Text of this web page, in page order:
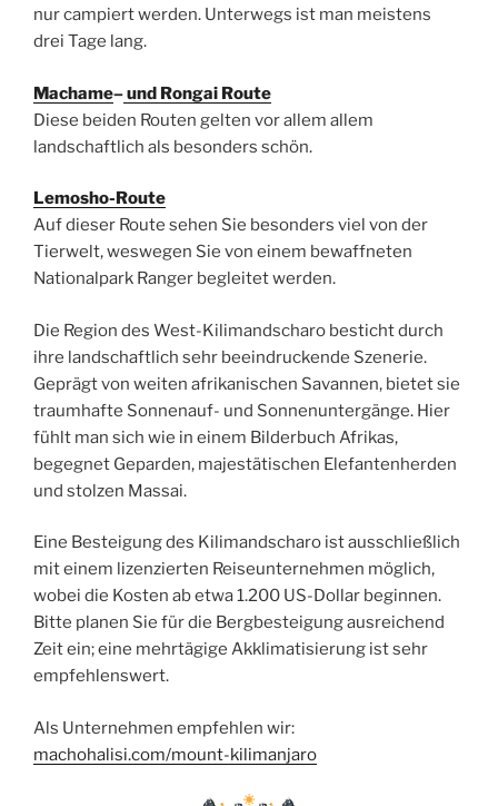
nur campiert werden. Unterwegs ist man meistens
drei Tage lang.
Machame–und Rongai Route
Diese beiden Routen gelten vor allem allem
landschaftlich als besonders schön.
Lemosho-Route
Auf dieser Route sehen Sie besonders viel von der
Tierwelt, weswegen Sie von einem bewaffneten
Nationalpark Ranger begleitet werden.
Die Region des West-Kilimandscharo besticht durch
ihre landschaftlich sehr beeindruckende Szenerie.
Geprägt von weiten afrikanischen Savannen, bietet sie
traumhafte Sonnenauf- und Sonnenuntergänge. Hier
fühlt man sich wie in einem Bilderbuch Afrikas,
begegnet Geparden, majestätischen Elefantenherden
und stolzen Massai.
Eine Besteigung des Kilimandscharo ist ausschließlich
mit einem lizenzierten Reiseunternehmen möglich,
wobei die Kosten ab etwa 1.200 US-Dollar beginnen.
Bitte planen Sie für die Bergbesteigung ausreichend
Zeit ein; eine mehrtägige Akklimatisierung ist sehr
empfehlenswert.
Als Unternehmen empfehlen wir:
machohalisi.com/mount-kilimanjaro